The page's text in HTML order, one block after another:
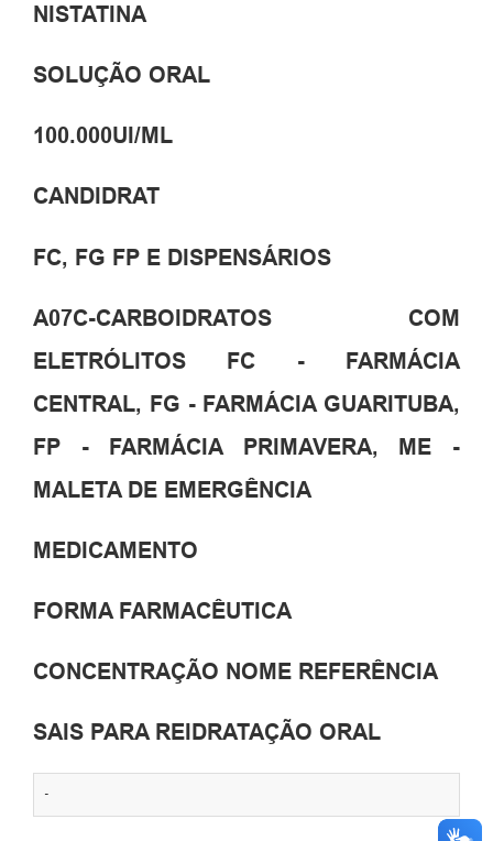
NISTATINA
SOLUÇÃO ORAL
100.000UI/ML
CANDIDRAT
FC, FG FP E DISPENSÁRIOS
A07C-CARBOIDRATOS COM
ELETRÓLITOS FC - FARMÁCIA
CENTRAL, FG - FARMÁCIA GUARITUBA,
FP - FARMÁCIA PRIMAVERA, ME -
MALETA DE EMERGÊNCIA
MEDICAMENTO
FORMA FARMACÊUTICA
CONCENTRAÇÃO NOME REFERÊNCIA
SAIS PARA REIDRATAÇÃO ORAL
-